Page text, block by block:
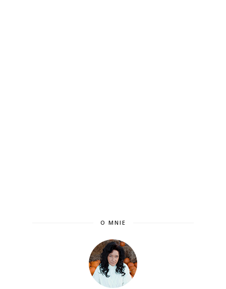
O MNIE